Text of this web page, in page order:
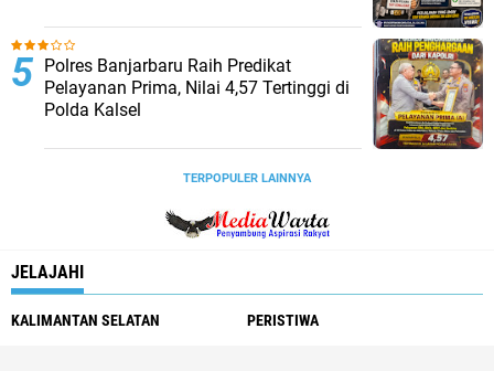
Polres Banjarbaru Raih Predikat
Pelayanan Prima, Nilai 4,57 Tertinggi di
Polda Kalsel
TERPOPULER LAINNYA
JELAJAHI
KALIMANTAN SELATAN PERISTIWA